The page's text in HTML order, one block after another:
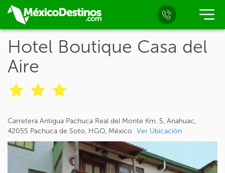
Hotel Boutique Casa del
Aire
Carretera Antigua Pachuca Real del Monte Km. 5, Anahuac,
42055 Pachuca de Soto, HGO, México Ver Ubicación